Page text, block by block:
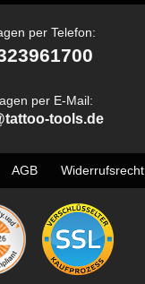
per Telefon:
per E-Mail:
tools.de
AGB Widerrufsrecht